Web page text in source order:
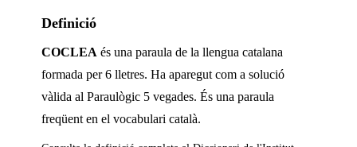
Definició
COCLEA és una paraula de la llengua catalana
formada per 6 lletres. Ha aparegut com a solució
vàlida al Paraulògic 5 vegades. És una paraula
freqüent en el vocabulari català.